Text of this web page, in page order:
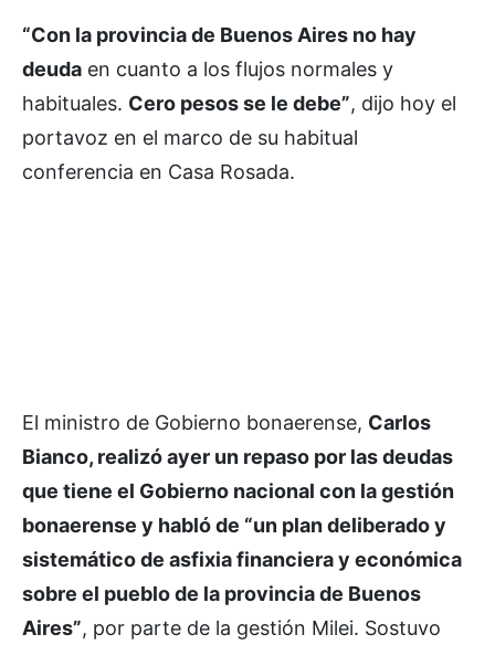
“Con la provincia de Buenos Aires no hay
deuda en cuanto a los flujos normales y
habituales. Cero pesos se le debe”, dijo hoy el
portavoz en el marco de su habitual
conferencia en Casa Rosada.
El ministro de Gobierno bonaerense, Carlos
Bianco, realizó ayer un repaso por las deudas
que tiene el Gobierno nacional con la gestión
bonaerense y habló de “un plan deliberado y
sistemático de asfixia financiera y económica
sobre el pueblo de la provincia de Buenos
Aires”, por parte de la gestión Milei. Sostuvo